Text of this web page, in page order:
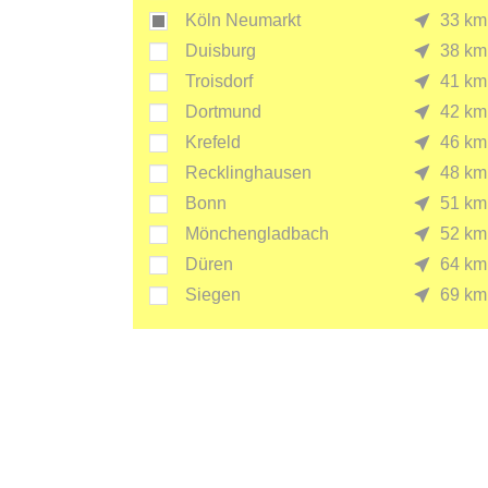
Köln Neumarkt
33 km
Duisburg
38 km
Troisdorf
41 km
Dortmund
42 km
Krefeld
46 km
Recklinghausen
48 km
Bonn
51 km
Mönchengladbach
52 km
Düren
64 km
Siegen
69 km